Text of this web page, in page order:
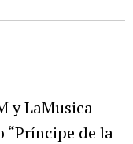
y LaMusica
de la